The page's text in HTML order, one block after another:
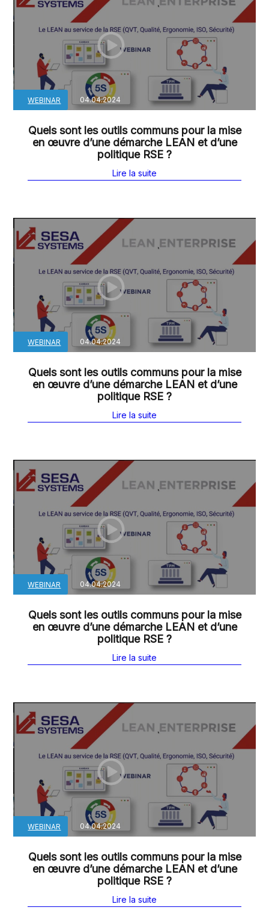
WEBINAR 04.04.2024
Quels sont les outils communs pour la mise
en œuvre d’une démarche LEAN et d’une
politique RSE ?
Lire la suite
WEBINAR 04.04.2024
Quels sont les outils communs pour la mise
en œuvre d’une démarche LEAN et d’une
politique RSE ?
Lire la suite
WEBINAR 04.04.2024
Quels sont les outils communs pour la mise
en œuvre d’une démarche LEAN et d’une
politique RSE ?
Lire la suite
WEBINAR 04.04.2024
Quels sont les outils communs pour la mise
en œuvre d’une démarche LEAN et d’une
politique RSE ?
Lire la suite